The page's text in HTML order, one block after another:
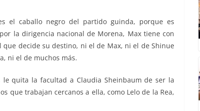
el caballo negro del partido guinda, porque es
la dirigencia nacional de Morena, Max tiene con
decide su destino, ni el de Max, ni el de Shinue
ni el de muchos más.
quita la facultad a Claudia Sheinbaum de ser la
que trabajan cercanos a ella, como Lelo de la Rea,